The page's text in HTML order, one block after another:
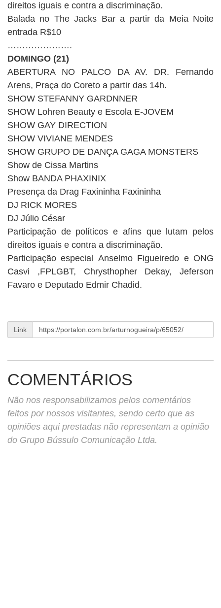
direitos iguais e contra a discriminação.
Balada no The Jacks Bar a partir da Meia Noite
entrada R$10
………………….
DOMINGO (21)
ABERTURA NO PALCO DA AV. DR. Fernando
Arens, Praça do Coreto a partir das 14h.
SHOW STEFANNY GARDNNER
SHOW Lohren Beauty e Escola E-JOVEM
SHOW GAY DIRECTION
SHOW VIVIANE MENDES
SHOW GRUPO DE DANÇA GAGA MONSTERS
Show de Cissa Martins
Show BANDA PHAXINIX
Presença da Drag Faxininha Faxininha
DJ RICK MORES
DJ Júlio César
Participação de políticos e afins que lutam pelos
direitos iguais e contra a discriminação.
Participação especial Anselmo Figueiredo e ONG
Casvi ,FPLGBT, Chrysthopher Dekay, Jeferson
Favaro e Deputado Edmir Chadid.
Link
COMENTÁRIOS
Não nos responsabilizamos pelos comentários
feitos por nossos visitantes, sendo certo que as
opiniões aqui prestadas não representam a opinião
do Grupo Bússulo Comunicação Ltda.